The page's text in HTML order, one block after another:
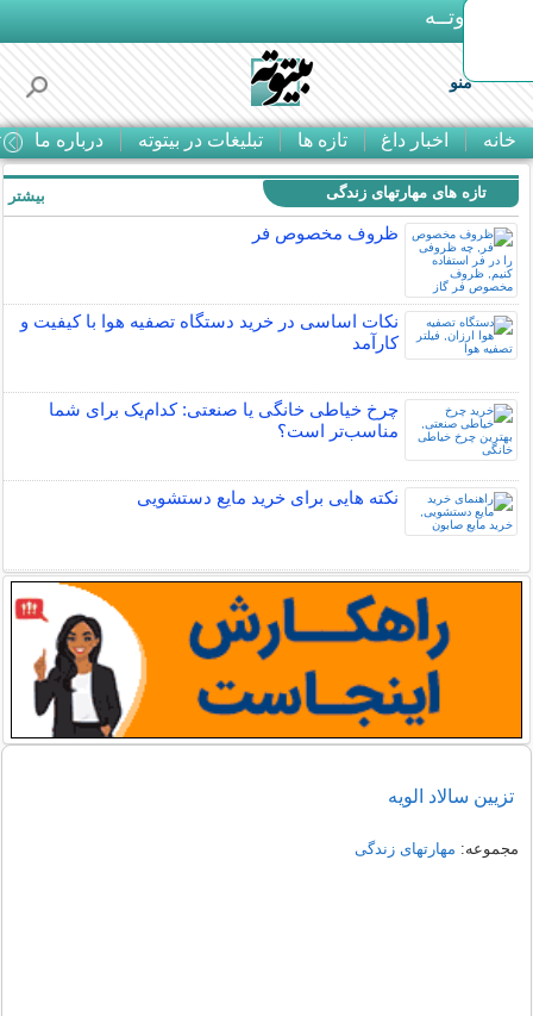
بـیتوتــه
منو
خانه اخبار داغ تازه ها تبلیغات در بیتوته درباره ما
تازه های مهارتهای زندگی
ظروف مخصوص فر
نکات اساسی در خرید دستگاه تصفیه هوا با کیفیت و
کارآمد
چرخ خیاطی خانگی یا صنعتی: کدام‌یک برای شما
مناسب‌تر است؟
نکته هایی برای خرید مایع دستشویی
بیشتر
تزیین سالاد الویه
مجموعه: مهارتهای زندگی